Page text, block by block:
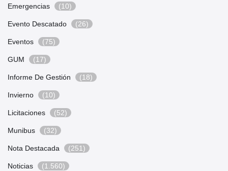
Emergencias (10)
Evento Descatado (26)
Eventos (75)
GUM (17)
Informe De Gestión (18)
Invierno (10)
Licitaciones (52)
Munibus (32)
Nota Destacada (251)
Noticias (1.560)